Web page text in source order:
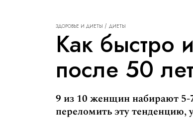
ЗДОРОВЬЕ И ДИЕТЫ ДИЕТЫ
Как быстро
после 50 лет
9 из 10 женщин набирают
переломить эту тенденцию,